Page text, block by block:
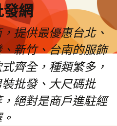
發網
提供最優惠台北、
新竹、台南的服飾
齊全，種類繁多，
批發、大尺碼批
絕對是商戶進駐經